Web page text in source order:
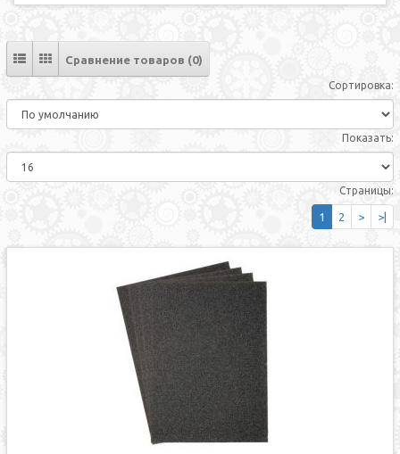
Сравнение товаров (0)
Сортировка:
Показать:
Страницы:
1 2 > >|